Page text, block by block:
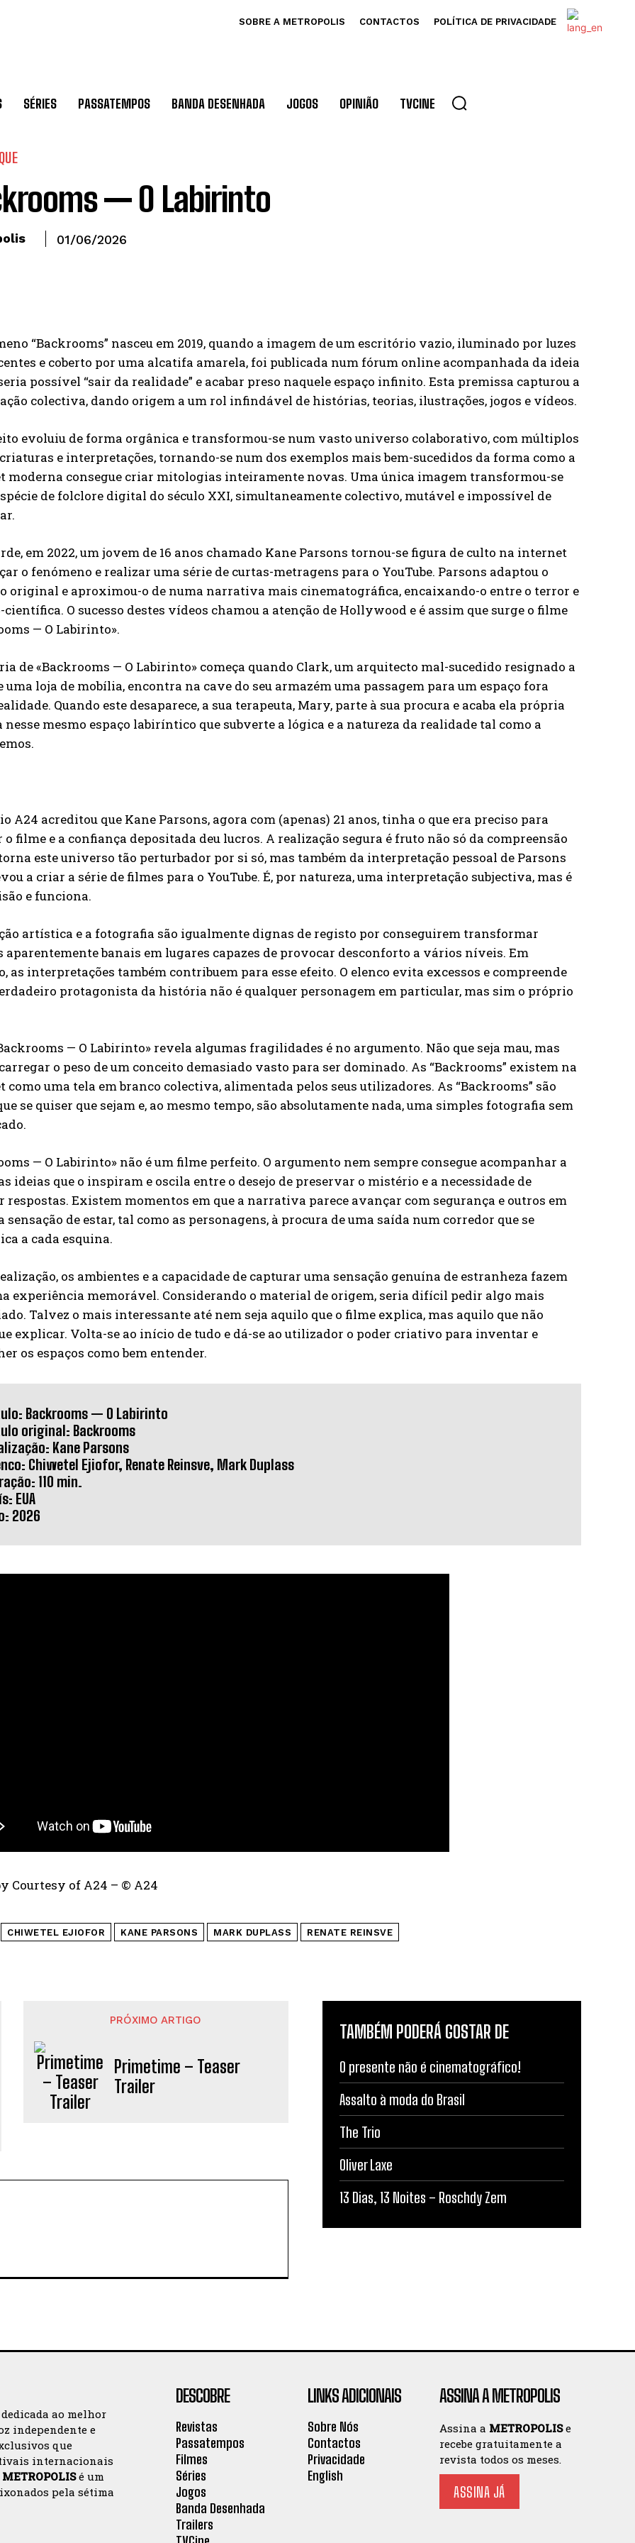
SOBRE A METROPOLIS CONTACTOS POLÍTICA DE PRIVACIDADE
SÉRIES PASSATEMPOS BANDA DESENHADA JOGOS OPINIÃO TVCINE
— O Labirinto
01/06/2026
“Backrooms” nasceu em 2019, quando a imagem de um escritório vazio, iluminado por luzes
e coberto por uma alcatifa amarela, foi publicada num fórum online acompanhada da ideia
possível “sair da realidade” e acabar preso naquele espaço infinito. Esta premissa capturou a
colectiva, dando origem a um rol infindável de histórias, teorias, ilustrações, jogos e vídeos.
evoluiu de forma orgânica e transformou-se num vasto universo colaborativo, com múltiplos
e interpretações, tornando-se num dos exemplos mais bem-sucedidos da forma como a
moderna consegue criar mitologias inteiramente novas. Uma única imagem transformou-se
de folclore digital do século XXI, simultaneamente colectivo, mutável e impossível de
em 2022, um jovem de 16 anos chamado Kane Parsons tornou-se figura de culto na internet
o fenómeno e realizar uma série de curtas-metragens para o YouTube. Parsons adaptou o
original e aproximou-o de numa narrativa mais cinematográfica, encaixando-o entre o terror e
científica. O sucesso destes vídeos chamou a atenção de Hollywood e é assim que surge o filme
— O Labirinto».
de «Backrooms — O Labirinto» começa quando Clark, um arquitecto mal-sucedido resignado a
uma loja de mobília, encontra na cave do seu armazém uma passagem para um espaço fora
Quando este desaparece, a sua terapeuta, Mary, parte à sua procura e acaba ela própria
nesse mesmo espaço labiríntico que subverte a lógica e a natureza da realidade tal como a
A24 acreditou que Kane Parsons, agora com (apenas) 21 anos, tinha o que era preciso para
filme e a confiança depositada deu lucros. A realização segura é fruto não só da compreensão
este universo tão perturbador por si só, mas também da interpretação pessoal de Parsons
a criar a série de filmes para o YouTube. É, por natureza, uma interpretação subjectiva, mas é
e funciona.
artística e a fotografia são igualmente dignas de registo por conseguirem transformar
aparentemente banais em lugares capazes de provocar desconforto a vários níveis. Em
as interpretações também contribuem para esse efeito. O elenco evita excessos e compreende
protagonista da história não é qualquer personagem em particular, mas sim o próprio
— O Labirinto» revela algumas fragilidades é no argumento. Não que seja mau, mas
o peso de um conceito demasiado vasto para ser dominado. As “Backrooms” existem na
como uma tela em branco colectiva, alimentada pelos seus utilizadores. As “Backrooms” são
se quiser que sejam e, ao mesmo tempo, são absolutamente nada, uma simples fotografia sem
— O Labirinto» não é um filme perfeito. O argumento nem sempre consegue acompanhar a
ideias que o inspiram e oscila entre o desejo de preservar o mistério e a necessidade de
respostas. Existem momentos em que a narrativa parece avançar com segurança e outros em
sensação de estar, tal como as personagens, à procura de uma saída num corredor que se
a cada esquina.
os ambientes e a capacidade de capturar uma sensação genuína de estranheza fazem
experiência memorável. Considerando o material de origem, seria difícil pedir algo mais
Talvez o mais interessante até nem seja aquilo que o filme explica, mas aquilo que não
explicar. Volta-se ao início de tudo e dá-se ao utilizador o poder criativo para inventar e
os espaços como bem entender.
Backrooms — O Labirinto
original: Backrooms
Kane Parsons
Chiwetel Ejiofor, Renate Reinsve, Mark Duplass
110 min.
EUA
2026
Courtesy of A24 – © A24
CHIWETEL EJIOFOR KANE PARSONS MARK DUPLASS RENATE REINSVE
PRÓXIMO ARTIGO
Primetime – Teaser
Trailer
TAMBÉM PODERÁ GOSTAR DE
O presente não é cinematográfico!
Assalto à moda do Brasil
The Trio
Oliver Laxe
13 Dias, 13 Noites – Roschdy Zem
ao melhor
independente e
que
internacionais
METROPOLISé um
pela sétima
DESCOBRE
Revistas
Passatempos
Filmes
Séries
Jogos
Banda Desenhada
Trailers
LINKS ADICIONAIS
Sobre Nós
Contactos
Privacidade
English
ASSINA A METROPOLIS
Assina a METROPOLISe
recebe gratuitamente a
revista todos os meses.
ASSINA JÁ